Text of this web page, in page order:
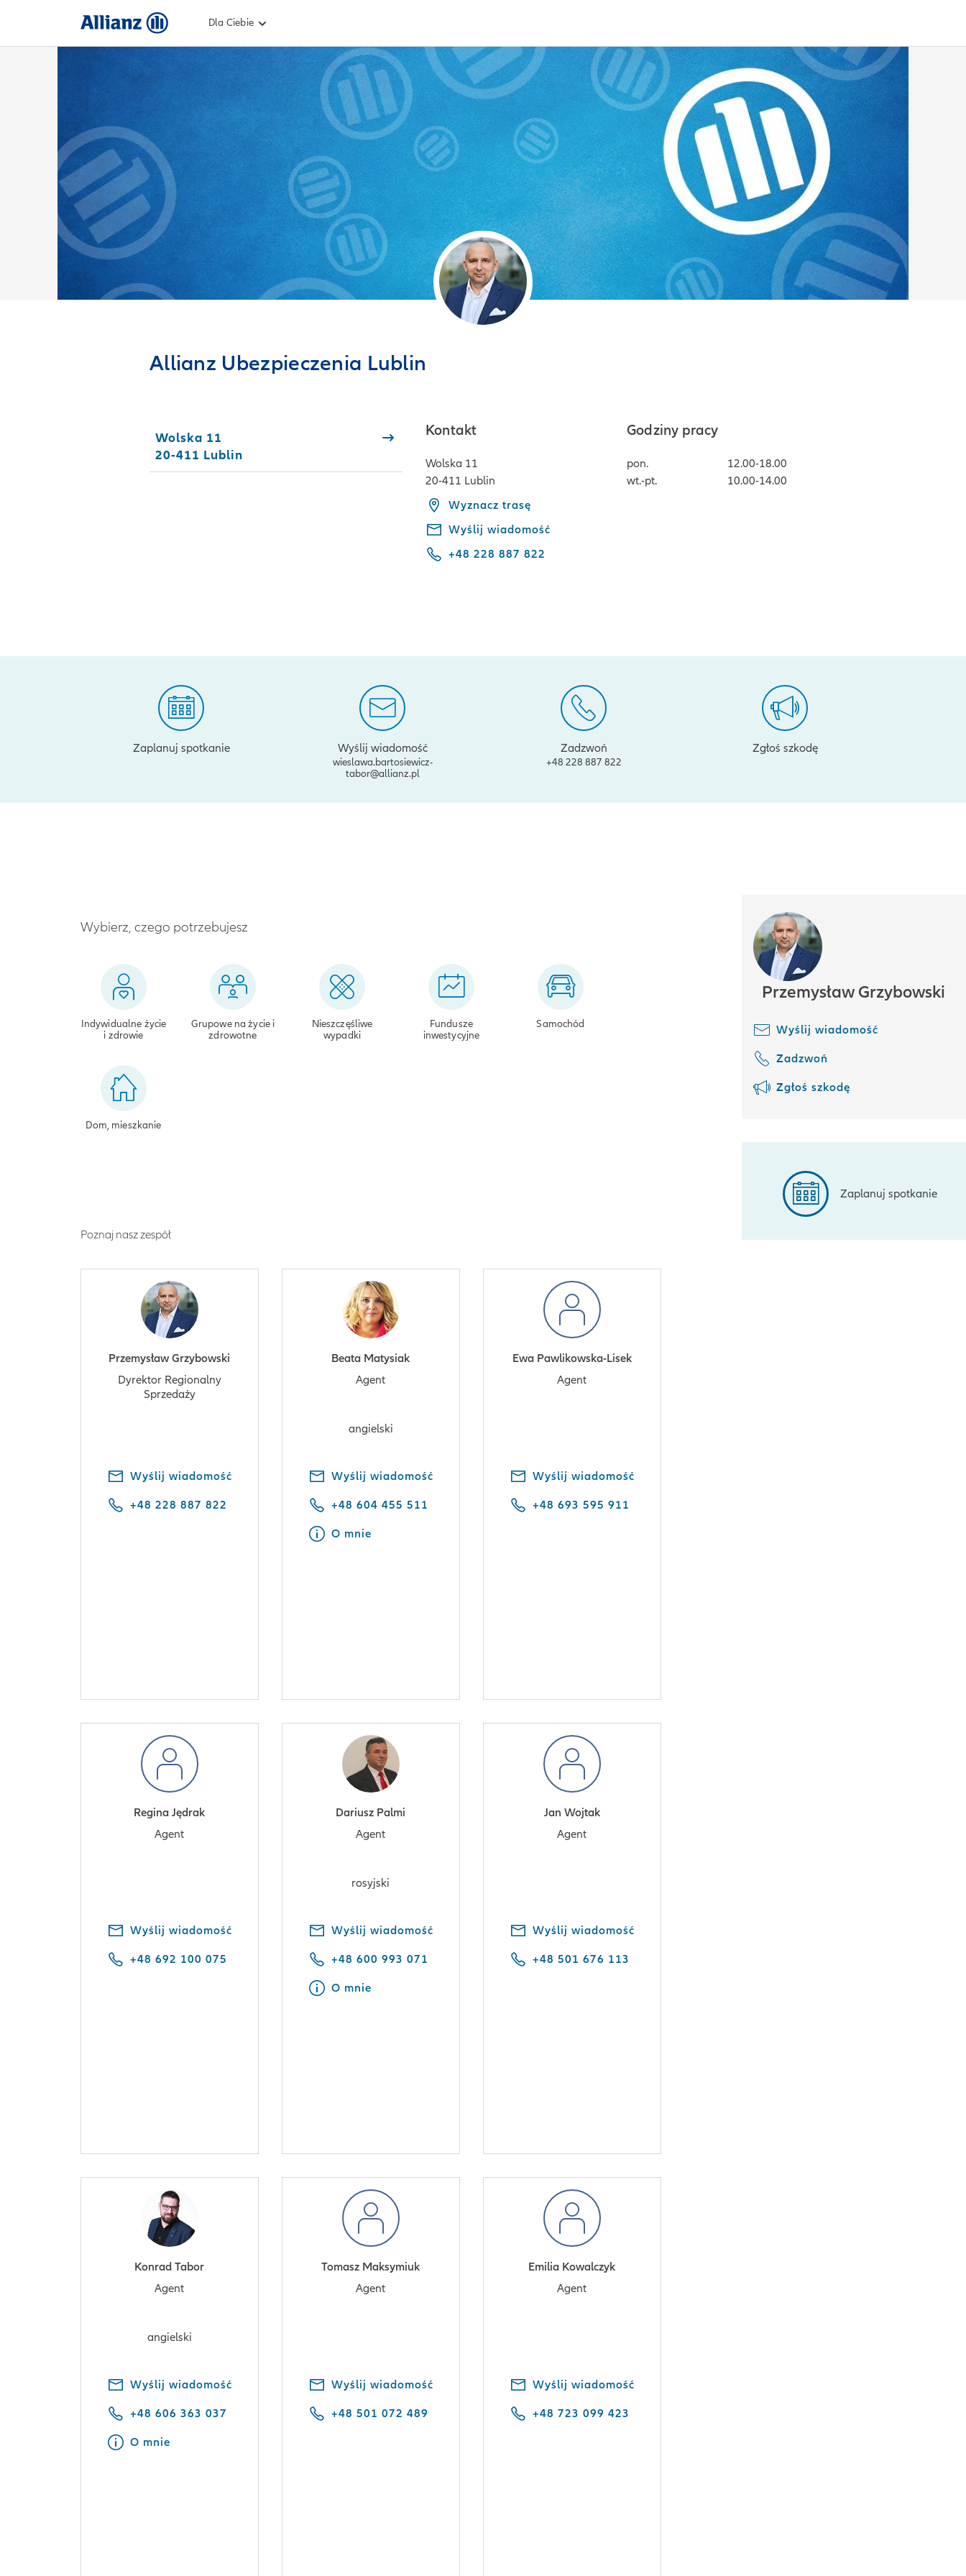
Dla Ciebie
Allianz Ubezpieczenia Lublin
Wolska 11
20-411 Lublin
Kontakt
Wolska 11
20-411 Lublin
Wyznacz trasę
Wyślij wiadomość
+48 228 887 822
Godziny pracy
pon.
12.00-18.00
wt.-pt.
10.00-14.00
Zaplanuj spotkanie Wyślij wiadomość
wieslawa.bartosiewicz-
tabor@allianz.pl
Zadzwoń
+48 228 887 822
Zgłoś szkodę
Przemysław Grzybowski
Wyślij wiadomość
Zadzwoń
Zgłoś szkodę
Zaplanuj spotkanie
Wybierz, czego potrzebujesz
Indywidualne życie
i zdrowie
Grupowe na życie i
zdrowotne
Nieszczęśliwe
wypadki
Fundusze
inwestycyjne
Samochód
Dom, mieszkanie
Poznaj nasz zespół
Przemysław Grzybowski
Dyrektor Regionalny
Sprzedaży
Wyślij wiadomość
+48 228 887 822
Beata Matysiak
Agent
angielski
Wyślij wiadomość
+48 604 455 511
O mnie
Ewa Pawlikowska-Lisek
Agent
Wyślij wiadomość
+48 693 595 911
Regina Jędrak
Agent
Wyślij wiadomość
+48 692 100 075
Dariusz Palmi
Agent
rosyjski
Wyślij wiadomość
+48 600 993 071
O mnie
Jan Wojtak
Agent
Wyślij wiadomość
+48 501 676 113
Konrad Tabor
Agent
angielski
Wyślij wiadomość
+48 606 363 037
O mnie
Tomasz Maksymiuk
Agent
Wyślij wiadomość
+48 501 072 489
Emilia Kowalczyk
Agent
Wyślij wiadomość
+48 723 099 423